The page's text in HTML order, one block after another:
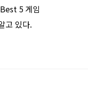
5 게임
고 있다.